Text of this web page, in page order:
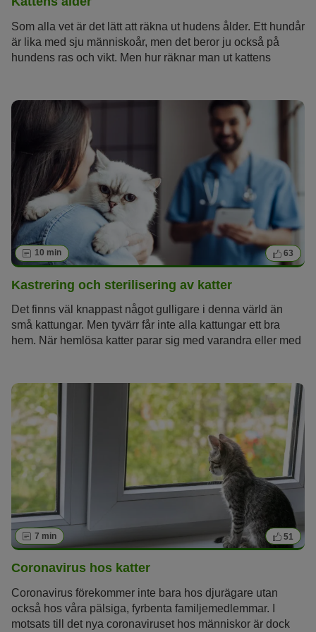
Som alla vet är det lätt att räkna ut hudens ålder. Ett hundår
är lika med sju människoår, men det beror ju också på
hundens ras och vikt. Men hur räknar man ut kattens
10 min 63
Kastrering och sterilisering av katter
Det finns väl knappast något gulligare i denna värld än
små kattungar. Men tyvärr får inte alla kattungar ett bra
hem. När hemlösa katter parar sig med varandra eller med
förhindras onödigt lidande.
7 min 51
Coronavirus hos katter
Coronavirus förekommer inte bara hos djurägare utan
också hos våra pälsiga, fyrbenta familjemedlemmar. I
motsats till det nya coronaviruset hos människor är dock